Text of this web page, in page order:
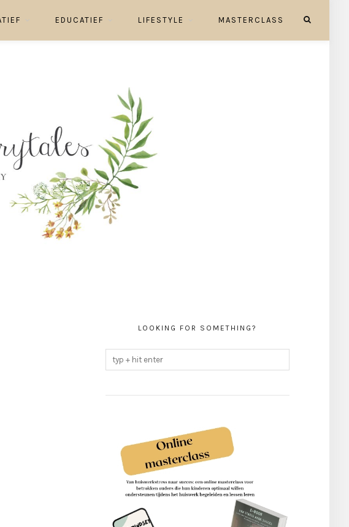
EDUCATIEF LIFESTYLE MASTERCLASS
LOOKING FOR SOMETHING?